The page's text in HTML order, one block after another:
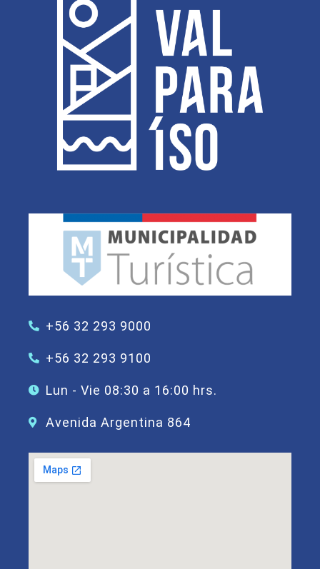
+56 32 293 9000
+56 32 293 9100
Lun - Vie 08:30 a 16:00 hrs.
Avenida Argentina 864